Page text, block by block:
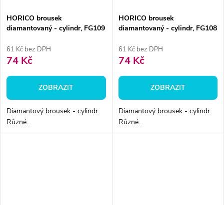
HORICO brousek
diamantovaný - cylindr, FG109
61 Kč bez DPH
74 Kč
ZOBRAZIT
Diamantový brousek - cylindr.
Různé...
HORICO brousek
diamantovaný - cylindr, FG108
61 Kč bez DPH
74 Kč
ZOBRAZIT
Diamantový brousek - cylindr.
Různé...